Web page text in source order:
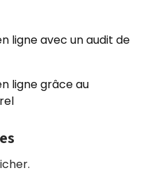
ligne avec un audit de
ligne grâce au